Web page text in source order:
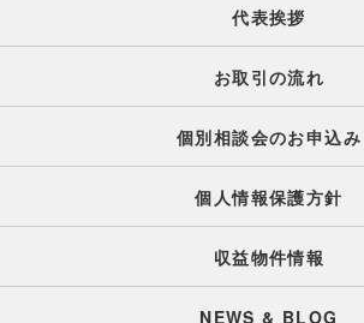
代表挨拶
お取引の流れ
個別相談会のお申込み
個人情報保護方針
収益物件情報
NEWS & BLOG